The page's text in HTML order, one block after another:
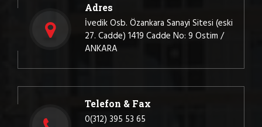
Adres
İvedik Osb. Özankara Sanayi Sitesi (eski
27. Cadde) 1419 Cadde No: 9 Ostim /
ANKARA
Telefon & Fax
0(312) 395 53 65